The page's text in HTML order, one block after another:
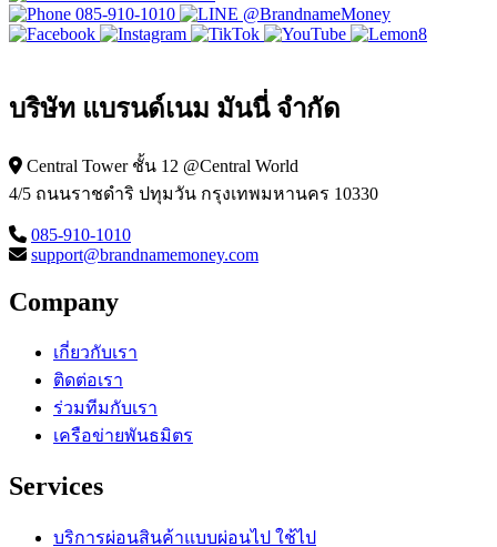
085-910-1010 @BrandnameMoney
บริษัท แบรนด์เนม มันนี่ จำกัด
Central Tower ชั้น 12 @Central World
4/5 ถนนราชดำริ ปทุมวัน กรุงเทพมหานคร 10330
085-910-1010
support@brandnamemoney.com
Company
เกี่ยวกับเรา
ติดต่อเรา
ร่วมทีมกับเรา
เครือข่ายพันธมิตร
Services
บริการผ่อนสินค้าแบบผ่อนไป ใช้ไป